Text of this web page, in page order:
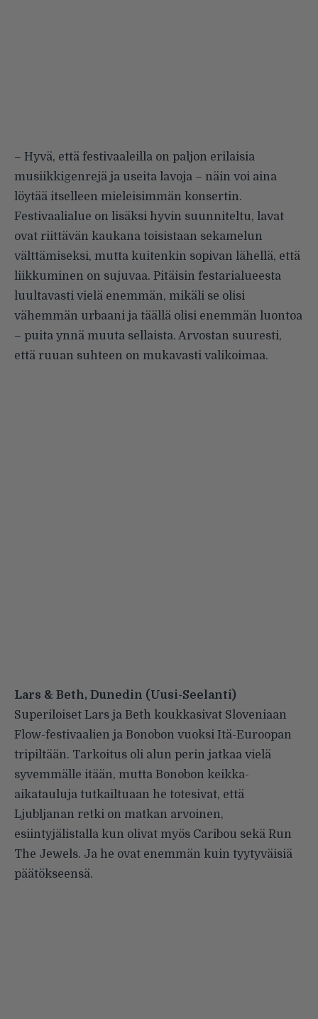
– Hyvä, että festivaaleilla on paljon erilaisia
musiikkigenrejä ja useita lavoja – näin voi aina
löytää itselleen mieleisimmän konsertin.
Festivaalialue on lisäksi hyvin suunniteltu, lavat
ovat riittävän kaukana toisistaan sekamelun
välttämiseksi, mutta kuitenkin sopivan lähellä, että
liikkuminen on sujuvaa. Pitäisin festarialueesta
luultavasti vielä enemmän, mikäli se olisi
vähemmän urbaani ja täällä olisi enemmän luontoa
– puita ynnä muuta sellaista. Arvostan suuresti,
että ruuan suhteen on mukavasti valikoimaa.
Lars & Beth, Dunedin (Uusi-Seelanti)
Superiloiset Lars ja Beth koukkasivat Sloveniaan
Flow-festivaalien ja Bonobon vuoksi Itä-Euroopan
tripiltään. Tarkoitus oli alun perin jatkaa vielä
syvemmälle itään, mutta Bonobon keikka-
aikatauluja tutkailtuaan he totesivat, että
Ljubljanan retki on matkan arvoinen,
esiintyjälistalla kun olivat myös Caribou sekä Run
The Jewels. Ja he ovat enemmän kuin tyytyväisiä
päätökseensä.